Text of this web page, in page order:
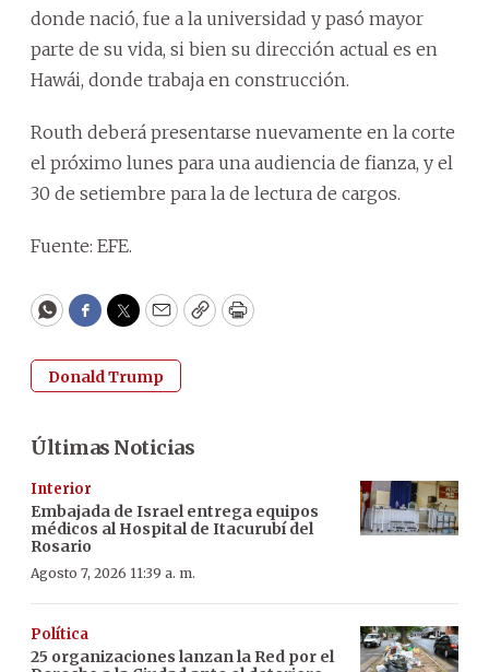
donde nació, fue a la universidad y pasó mayor
parte de su vida, si bien su dirección actual es en
Hawái, donde trabaja en construcción.
Routh deberá presentarse nuevamente en la corte
el próximo lunes para una audiencia de fianza, y el
30 de setiembre para la de lectura de cargos.
Fuente: EFE.
WhatsApp
Facebook
Twitter
EmailCopyPrint
Donald Trump
Últimas Noticias
Interior
Embajada de Israel entrega equipos
médicos al Hospital de Itacurubí del
Rosario
Agosto 7, 2026 11:39 a. m.
Política
25 organizaciones lanzan la Red por el